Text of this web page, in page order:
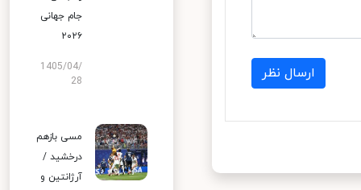
ارسال نظر
جام جهانی
۲۰۲۶
1405/04/
28
مسی بازهم
درخشید /
آرژانتین و